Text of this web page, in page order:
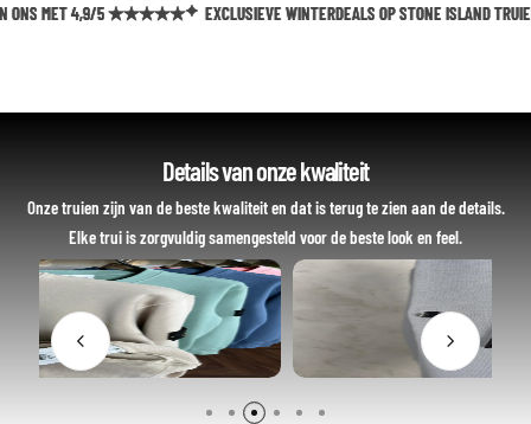
MET 4,9/5 ★★★★★ EXCLUSIEVE WINTERDEALS OP STONE ISLAND TRUIEN
MET 4,9/5 ★★★★★ EXCLUSIEVE WINTERDEALS OP STONE ISLAND TRUIEN
MET 4,9/5 ★★★★★ EXCLUSIEVE WINTERDEALS OP STONE ISLAND TRUIEN
Details van onze kwaliteit
Onze truien zijn van de beste kwaliteit en dat is terug te zien aan de details.
Elke trui is zorgvuldig samengesteld voor de beste look en feel.